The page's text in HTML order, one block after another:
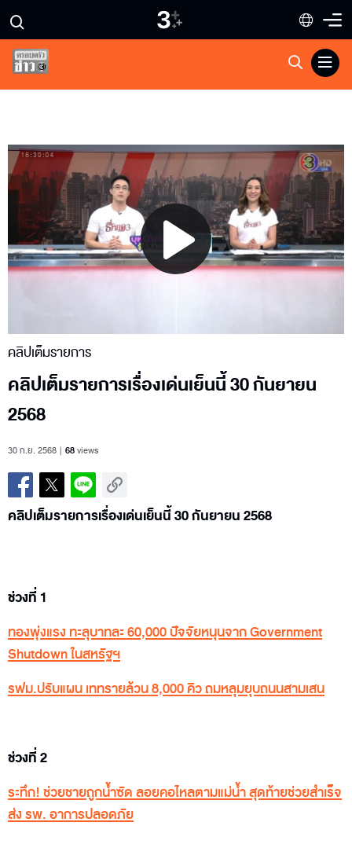
Play
คลิปเต็มรายการ
คลิปเต็มรายการเรื่องเด่นเย็นนี้ 30 กันยายน
2568
30 ก.ย. 2568 68views
คลิปเต็มรายการเรื่องเด่นเย็นนี้ 30 กันยายน 2568
ช่วงที่ 1
ทองพุ่งแรง ทะลุบาทละ 60,000 ปัจจัยหนุนจาก Government
Shutdown ในสหรัฐฯ
รฟม.ปรับแผน เททรายล้วน 8,000 คิว ถมหลุมยุบถนนสามเสน
ช่วงที่ 2
ระทึก! ช่วยชายถูกน้ำซัด ลอยคอไหลตามแม่น้ำ สุดท้ายช่วยสำเร็จ
ส่ง รพ. อาการปลอดภัย